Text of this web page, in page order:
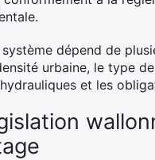
dépend de
urbaine, le type
et les